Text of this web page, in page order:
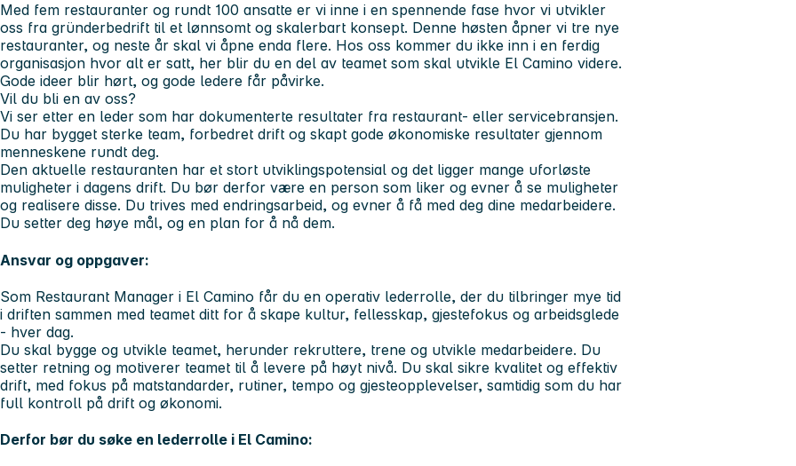
Med fem restauranter og rundt 100 ansatte er vi inne i en spennende fase hvor vi utvikler
oss fra gründerbedrift til et lønnsomt og skalerbart konsept. Denne høsten åpner vi tre nye
restauranter, og neste år skal vi åpne enda flere. Hos oss kommer du ikke inn i en ferdig
organisasjon hvor alt er satt, her blir du en del av teamet som skal utvikle El Camino videre.
Gode ideer blir hørt, og gode ledere får påvirke.
Vil du bli en av oss?
Vi ser etter en leder som har dokumenterte resultater fra restaurant- eller servicebransjen.
Du har bygget sterke team, forbedret drift og skapt gode økonomiske resultater gjennom
menneskene rundt deg.
Den aktuelle restauranten har et stort utviklingspotensial og det ligger mange uforløste
muligheter i dagens drift. Du bør derfor være en person som liker og evner å se muligheter
og realisere disse. Du trives med endringsarbeid, og evner å få med deg dine medarbeidere.
Du setter deg høye mål, og en plan for å nå dem.
Ansvar og oppgaver:
Som Restaurant Manager i El Camino får du en operativ lederrolle, der du tilbringer mye tid
i driften sammen med teamet ditt for å skape kultur, fellesskap, gjestefokus og arbeidsglede
- hver dag.
Du skal bygge og utvikle teamet, herunder rekruttere, trene og utvikle medarbeidere. Du
setter retning og motiverer teamet til å levere på høyt nivå. Du skal sikre kvalitet og effektiv
drift, med fokus på matstandarder, rutiner, tempo og gjesteopplevelser, samtidig som du har
full kontroll på drift og økonomi.
Derfor bør du søke en lederrolle i El Camino: